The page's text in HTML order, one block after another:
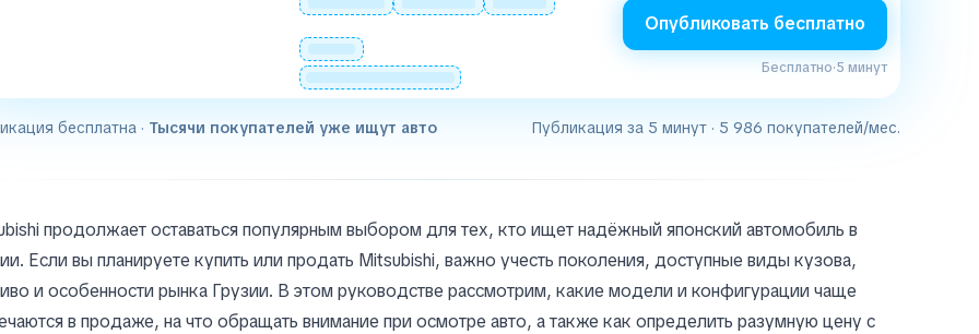
Опубликовать бесплатно
Бесплатно·5 минут
бесплатна · Тысячи покупателей уже ищут авто Публикация за 5 минут · 5 986 покупателей/мес.
продолжает оставаться популярным выбором для тех, кто ищет надёжный японский автомобиль в
Если вы планируете купить или продать Mitsubishi, важно учесть поколения, доступные виды кузова,
и особенности рынка Грузии. В этом руководстве рассмотрим, какие модели и конфигурации чаще
в продаже, на что обращать внимание при осмотре авто, а также как определить разумную цену с